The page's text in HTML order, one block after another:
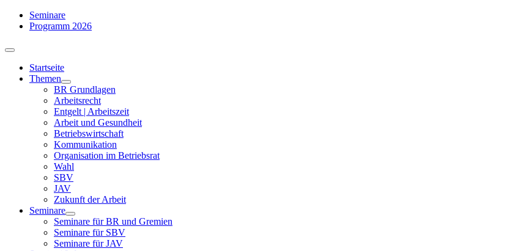
Zum
Inhalt
Seminare
Programm 2026
Toggle
NavigationStartseite
Themen
BR Grundlagen
Arbeits­recht
Entgelt | Arbeitszeit
Arbeit und Gesundheit
Betriebswirtschaft
Kommuni­kation
Organisation im Betriebsrat
Wahl
SBV
JAV
Zukunft der Arbeit
Seminare
Seminare für BR und Gremien
Seminare für SBV
Seminare für JAV